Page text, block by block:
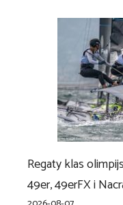
Regaty klas
49er, 49erFX i